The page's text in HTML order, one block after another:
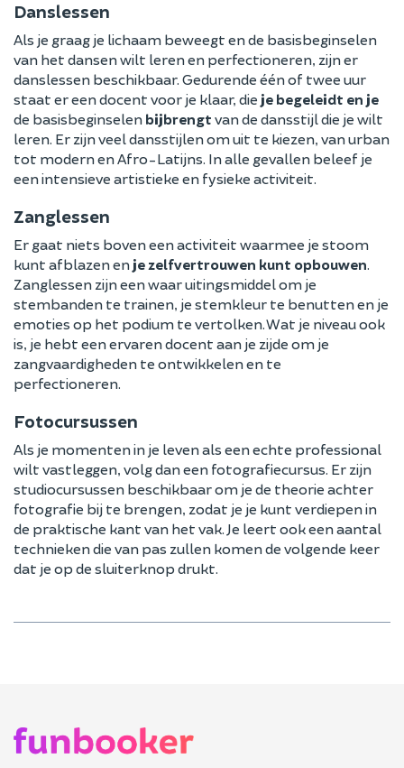
Danslessen
Als je graag je lichaam beweegt en de basisbeginselen
van het dansen wilt leren en perfectioneren, zijn er
danslessen beschikbaar. Gedurende één of twee uur
staat er een docent voor je klaar, die je begeleidt en je
de basisbeginselen bijbrengt van de dansstijl die je wilt
leren. Er zijn veel dansstijlen om uit te kiezen, van urban
tot modern en Afro-Latijns. In alle gevallen beleef je
een intensieve artistieke en fysieke activiteit.
Zanglessen
Er gaat niets boven een activiteit waarmee je stoom
kunt afblazen en je zelfvertrouwen kunt opbouwen.
Zanglessen zijn een waar uitingsmiddel om je
stembanden te trainen, je stemkleur te benutten en je
emoties op het podium te vertolken. Wat je niveau ook
is, je hebt een ervaren docent aan je zijde om je
zangvaardigheden te ontwikkelen en te
perfectioneren.
Fotocursussen
Als je momenten in je leven als een echte professional
wilt vastleggen, volg dan een fotografiecursus. Er zijn
studiocursussen beschikbaar om je de theorie achter
fotografie bij te brengen, zodat je je kunt verdiepen in
de praktische kant van het vak. Je leert ook een aantal
technieken die van pas zullen komen de volgende keer
dat je op de sluiterknop drukt.